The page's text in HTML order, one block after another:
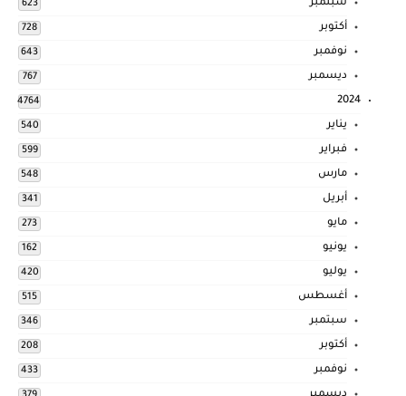
سبتمبر 623
أكتوبر 728
نوفمبر 643
ديسمبر 767
2024
4764
يناير 540
فبراير 599
مارس 548
أبريل 341
مايو 273
يونيو 162
يوليو 420
أغسطس 515
سبتمبر 346
أكتوبر 208
نوفمبر 433